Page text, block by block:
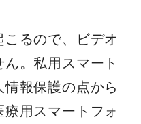
るので、ビデオ
。私用スマート
報保護の点から
用スマートフォ